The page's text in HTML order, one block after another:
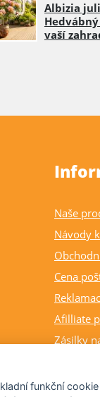
Albizia
vaší
Naše
Návody
Cena
Afilliate
Zásilky
Balení
funkční cookie